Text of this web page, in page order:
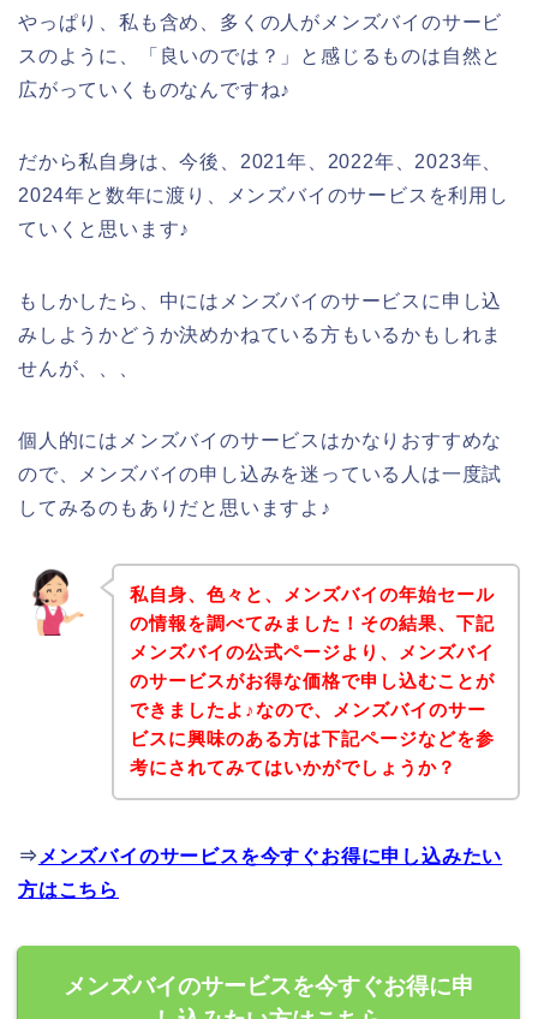
やっぱり、私も含め、多くの人がメンズバイのサービ
スのように、「良いのでは？」と感じるものは自然と
広がっていくものなんですね♪
だから私自身は、今後、2021年、2022年、2023年、
2024年と数年に渡り、メンズバイのサービスを利用し
ていくと思います♪
もしかしたら、中にはメンズバイのサービスに申し込
みしようかどうか決めかねている方もいるかもしれま
せんが、、、
個人的にはメンズバイのサービスはかなりおすすめな
ので、メンズバイの申し込みを迷っている人は一度試
してみるのもありだと思いますよ♪
私自身、色々と、メンズバイの年始セール
の情報を調べてみました！その結果、下記
メンズバイの公式ページより、メンズバイ
のサービスがお得な価格で申し込むことが
できましたよ♪なので、メンズバイのサー
ビスに興味のある方は下記ページなどを参
考にされてみてはいかがでしょうか？
⇒ メンズバイのサービスを今すぐお得に申し込みたい
方はこちら
メンズバイのサービスを今すぐお得に申